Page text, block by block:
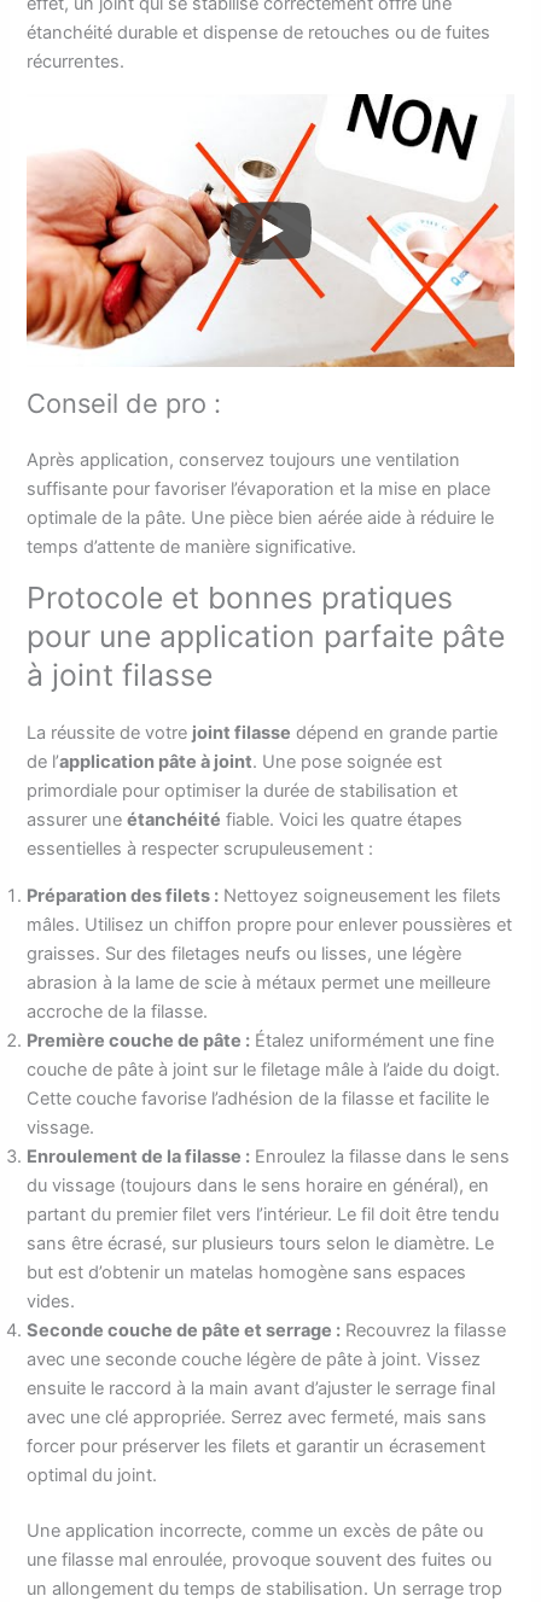
étanchéité durable et dispense de retouches ou de fuites
récurrentes.
Conseil de pro :
Après application, conservez toujours une ventilation
suffisante pour favoriser l’évaporation et la mise en place
optimale de la pâte. Une pièce bien aérée aide à réduire le
temps d’attente de manière significative.
Protocole et bonnes pratiques
pour une application parfaite pâte
à joint filasse
La réussite de votre joint filasse dépend en grande partie
de l’application pâte à joint. Une pose soignée est
primordiale pour optimiser la durée de stabilisation et
assurer uneétanchéité fiable. Voici les quatre étapes
essentielles à respecter scrupuleusement :
Préparation des filets : Nettoyez soigneusement les filets
mâles. Utilisez un chiffon propre pour enlever poussières et
graisses. Sur des filetages neufs ou lisses, une légère
abrasion à la lame de scie à métaux permet une meilleure
accroche de la filasse.
Première couche de pâte : Étalez uniformément une fine
couche de pâte à joint sur le filetage mâle à l’aide du doigt.
Cette couche favorise l’adhésion de la filasse et facilite le
vissage.
Enroulement de la filasse : Enroulez la filasse dans le sens
du vissage (toujours dans le sens horaire en général), en
partant du premier filet vers l’intérieur. Le fil doit être tendu
sans être écrasé, sur plusieurs tours selon le diamètre. Le
but est d’obtenir un matelas homogène sans espaces
vides.
Seconde couche de pâte et serrage : Recouvrez la filasse
avec une seconde couche légère de pâte à joint. Vissez
ensuite le raccord à la main avant d’ajuster le serrage final
avec une clé appropriée. Serrez avec fermeté, mais sans
forcer pour préserver les filets et garantir un écrasement
optimal du joint.
Une application incorrecte, comme un excès de pâte ou
une filasse mal enroulée, provoque souvent des fuites ou
un allongement du temps de stabilisation. Un serrage trop